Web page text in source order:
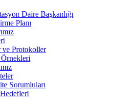
Daire Başkanlığı
Planı
Protokoller
Sorumluları